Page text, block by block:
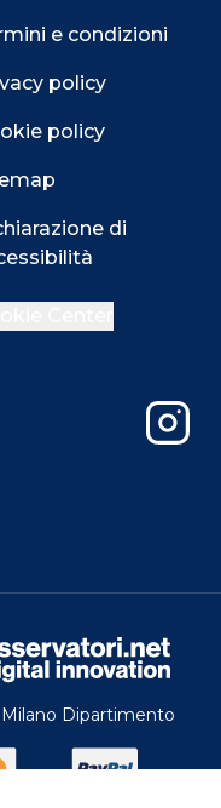
e condizioni
policy
policy
di
Dipartimento